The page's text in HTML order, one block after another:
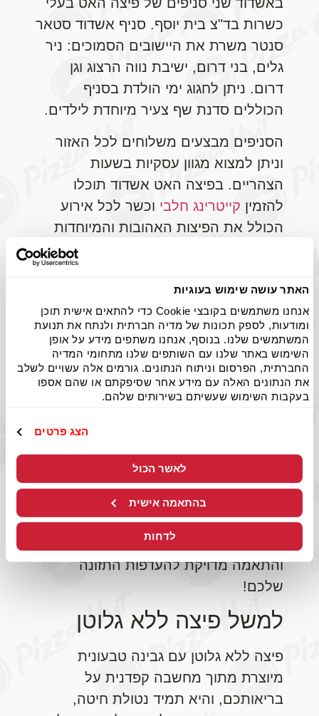
האתר עושה שימוש בעוגיות
אנחנו משתמשים בקובצי Cookie כדי להתאים אישית תוכן
ומודעות, לספק תכונות של מדיה חברתית ולנתח את תנועת
המשתמשים שלנו. בנוסף, אנחנו משתפים מידע על אופן
השימוש באתר שלנו עם השותפים שלנו מתחומי המדיה
החברתית, הפרסום וניתוח הנתונים. גורמים אלה עשויים לשלב
את הנתונים האלה עם מידע אחר שסיפקתם או שהם אספו
בעקבות השימוש שעשיתם בשירותים שלהם.
הצג פרטים
לאשר הכול
בהתאמה אישית
לדחות
כשרות בד"צ בית יוסף. סניף אשדוד סטאר
סנטר משרת את היישובים הסמוכים: ניר
גלים, בני דרום, ישיבת נווה הרצוג וגן
דרום. ניתן לחגוג ימי הולדת בסניף
הכוללים סדנת שף צעיר מיוחדת לילדים.
הסניפים מבצעים משלוחים לכל האזור
וניתן למצוא מגוון עסקיות בשעות
הצהריים. בפיצה האט אשדוד תוכלו
להזמין קייטרינג חלבי וכשר לכל אירוע
הכולל את הפיצות האהובות והמיוחדות
שלנו, סלטים, פסטות, קישים וקינוחים.
או לכל
אירוע מגשי פיצותבכמות גדולה
מיוחדים.
פיצריה באשדוד: החופש
לבחור את הטעמים
שאוהבים
תזונה נכונה היא תזונה שמכילה את
המאכלים שאוהבים, ושאי אפשר לוותר
עליהם. לא משנה למה אתם מקפידים על
תזונה בריאה או נמנעים ממאכלים
מסוימים, פיצריה באשדוד מציעה פיצות
מושלמות במגוון מדהים של תוספות,
והתאמה מדויקת להעדפות התזונה
שלכם!
למשל פיצה ללא גלוטן
פיצה ללא גלוטן עם גבינה טבעונית
מיוצרת מתוך מחשבה קפדנית על
בריאותכם, והיא תמיד נטולת חיטה,